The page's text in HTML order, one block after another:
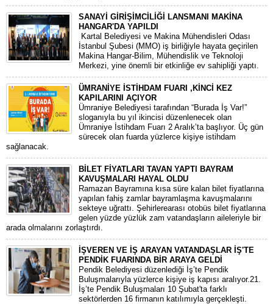
SANAYİ GİRİŞİMCİLİĞİ LANSMANI MAKİNA
HANGAR'DA YAPILDI
Kartal Belediyesi ve Makina Mühendisleri Odası
İstanbul Şubesi (MMO) iş birliğiyle hayata geçirilen
Makina Hangar-Bilim, Mühendislik ve Teknoloji
Merkezi, yine önemli bir etkinliğe ev sahipliği yaptı.
ÜMRANİYE İSTİHDAM FUARI ,KİNCİ KEZ
KAPILARINI AÇIYOR
Ümraniye Belediyesi tarafından “Burada İş Var!”
sloganıyla bu yıl ikincisi düzenlenecek olan
Ümraniye İstihdam Fuarı 2 Aralık’ta başlıyor. Üç gün
sürecek olan fuarda yüzlerce kişiye istihdam
sağlanacak.
BİLET FİYATLARI TAVAN YAPTI BAYRAM
KAVUŞMALARI HAYAL OLDU
Ramazan Bayramına kısa süre kalan bilet fiyatlarına
yapılan fahiş zamlar bayramlaşma kavuşmalarını
sekteye uğrattı. Şehirlerearası otobüs bilet fiyatlarına
gelen yüzde yüzlük zam vatandaşların aileleriyle bir
arada olmalarını zorlaştırdı.
İŞVEREN VE İŞ ARAYAN VATANDAŞLAR İŞ'TE
PENDİK FUARINDA BİR ARAYA GELDİ
Pendik Belediyesi düzenlediği İş’te Pendik
Buluşmalarıyla yüzlerce kişiye iş kapısı aralıyor.21.
İş’te Pendik Buluşmaları 10 Şubat'ta farklı
sektörlerden 16 firmanın katılımıyla gerçekleşti.